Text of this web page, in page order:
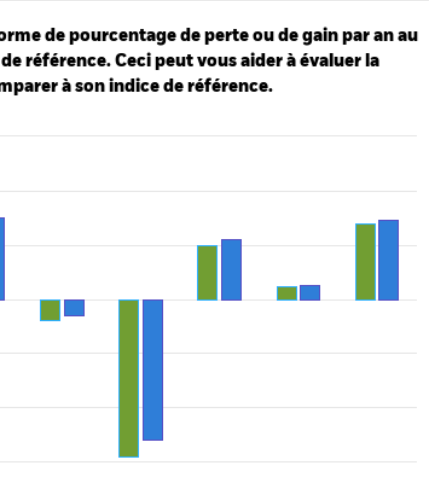
de pourcentage de perte ou de gain par an au
référence. Ceci peut vous aider à évaluer la
à son indice de référence.